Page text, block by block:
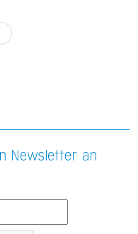
Newsletter an